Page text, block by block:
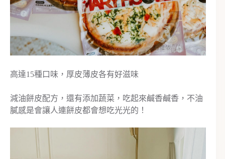
高達15種口味，厚皮薄皮各有好滋味
減油餅皮配方，還有添加蔬菜，吃起來鹹香鹹香，不油
膩感是會讓人連餅皮都會想吃光光的！